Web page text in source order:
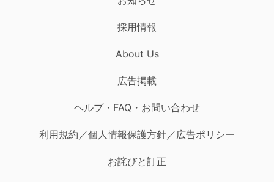
採用情報
About Us
広告掲載
ヘルプ・FAQ・お問い合わせ
利用規約／個人情報保護方針／広告ポリシー
お詫びと訂正